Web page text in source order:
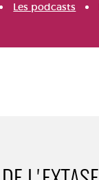
Les podcasts